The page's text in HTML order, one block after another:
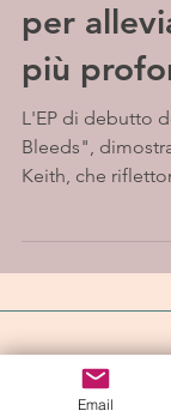
per
più
L'EP di debutto
Bleeds",
Keith, che
Iscriviti
Email